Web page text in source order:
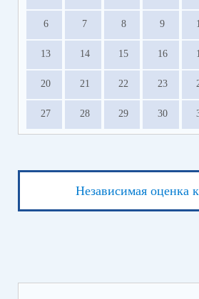
6 7 8 9
13 14 15 16
20 21 22 23
27 28 29 30
Независимая оценка